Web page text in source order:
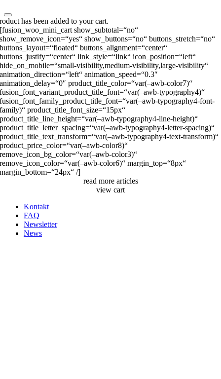
has been added to your cart.
[fusion_woo_mini_cart show_subtotal=“no“
show_remove_icon=“yes“ show_buttons=“no“ buttons_stretch=“no“
buttons_layout=“floated“ buttons_alignment=“center“
buttons_justify=“center“ link_style=“link“ icon_position=“left“
hide_on_mobile=“small-visibility,medium-visibility,large-visibility“
animation_direction=“left“ animation_speed=“0.3″
animation_delay=“0″ product_title_color=“var(–awb-color7)“
fusion_font_variant_product_title_font=“var(–awb-typography4)“
fusion_font_family_product_title_font=“var(–awb-typography4-font-
family)“ product_title_font_size=“15px“
product_title_line_height=“var(–awb-typography4-line-height)“
product_title_letter_spacing=“var(–awb-typography4-letter-spacing)“
product_title_text_transform=“var(–awb-typography4-text-transform)“
product_price_color=“var(–awb-color8)“
remove_icon_bg_color=“var(–awb-color3)“
remove_icon_color=“var(–awb-color6)“ margin_top=“8px“
margin_bottom=“24px“ /]
read more articles
view cart
Kontakt
FAQ
Newsletter
News